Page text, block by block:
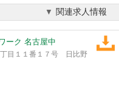
関連求人情報
ーク 名古屋中
目１１番１７号 日比野